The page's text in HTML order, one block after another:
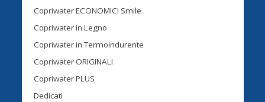
Copriwater ECONOMICI Smile
Copriwater in Legno
Copriwater in Termoindurente
Copriwater ORIGINALI
Copriwater PLUS
Dedicati